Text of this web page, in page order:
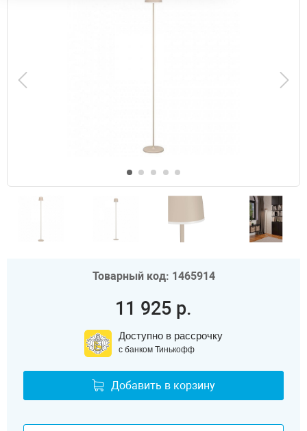
Товарный код: 1465914
11 925 р.
Доступно в рассрочку
с банком Тинькофф
Добавить в корзину